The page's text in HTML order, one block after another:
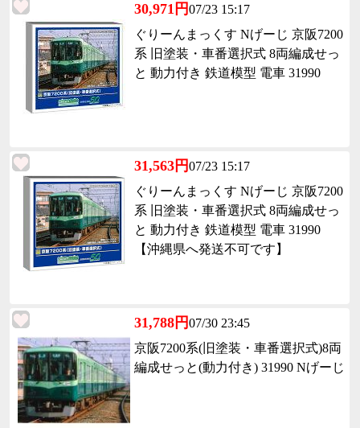
30,971円07/23 15:17
ぐりーんまっくす Nげーじ 京阪7200
系 旧塗装・車番選択式 8両編成せっ
と 動力付き 鉄道模型 電車 31990
31,563円07/23 15:17
ぐりーんまっくす Nげーじ 京阪7200
系 旧塗装・車番選択式 8両編成せっ
と 動力付き 鉄道模型 電車 31990
【沖縄県へ発送不可です】
31,788円07/30 23:45
京阪7200系(旧塗装・車番選択式)8両
編成せっと(動力付き) 31990 Nげーじ